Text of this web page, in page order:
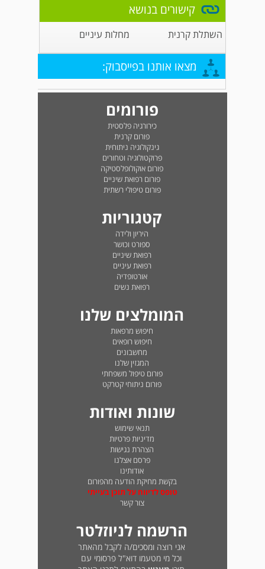
קישורים בנושא
השתלת קרנית מחלות עיניים
מצאו אותנו בפייסבוק:
פורומים
כירורגיה פלסטית
פורום קרנית
גינקולוגיה ניתוחית
פרוקטולוגיה וטחורים
פורום אוקולופלסטיקה
פורום רפואת שיניים
פורום טיפולי רשתית
קטגוריות
היריון ולידה
ספורט וכושר
רפואת שיניים
רפואת עיניים
אורטופדיה
רפואת נשים
המומלצים שלנו
חיפוש מרפאות
חיפוש רופאים
מחשבונים
המגזין שלנו
פורום טיפול משפחתי
פורום ניתוחי קטרקט
שונות ואודות
תנאי שימוש
מדיניות פרטיות
הצהרת נגישות
פרסם אצלנו
אודותינו
בקשת מחיקת הודעה מהפורום
טופס לדיווח על תוכן בעייתי
צור קשר
הרשמה לניוזלטר
אני רוצה ומסכים/ה לקבל מהאתר
וכל מי מטעמו דוא"ל פרסומי עם